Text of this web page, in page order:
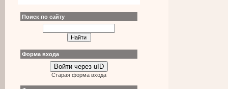
Поиск по сайту
Форма входа
Войти через uID
Старая форма входа